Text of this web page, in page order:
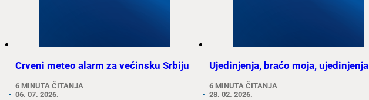
Crveni meteo alarm za većinsku Srbiju
6 MINUTA ČITANJA
06. 07. 2026.
Ujedinjenja, braćo moja, ujedinjenja
6 MINUTA ČITANJA
28. 02. 2026.